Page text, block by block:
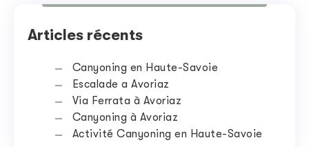
Articles récents
Canyoning en Haute-Savoie
Escalade a Avoriaz
Via Ferrata à Avoriaz
Canyoning à Avoriaz
Activité Canyoning en Haute-Savoie